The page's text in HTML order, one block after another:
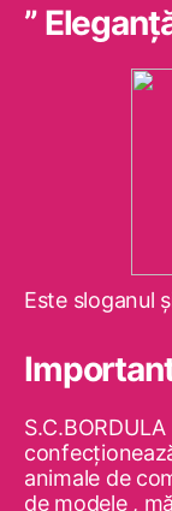
”
Este sloganul
animale de
de modele ,